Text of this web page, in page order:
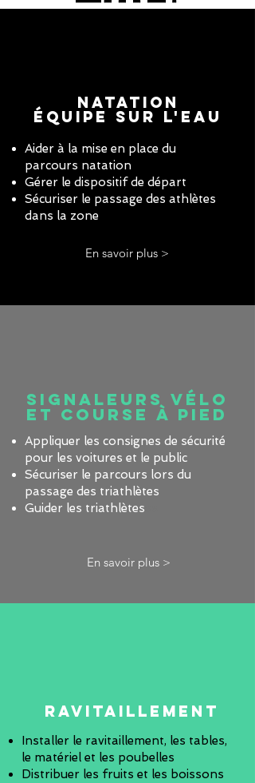
Natation
équipe sur l'eau
Aider à la mise en place du
parcours natation
Gérer le dispositif de départ
Sécuriser le passage des athlètes
dans la zone
En savoir plus >
Signaleurs vélo
et course à pied
Appliquer les consignes de sécurité
pour les voitures et le public
Sécuriser le parcours lors du
passage des triathlètes
Guider les triathlètes
En savoir plus >
Ravitaillement
Installer le ravitaillement, les tables,
le matériel et les poubelles
Distribuer les fruits et les boissons